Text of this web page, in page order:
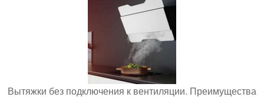
Вытяжки без подключения к вентиляции. Преимущества